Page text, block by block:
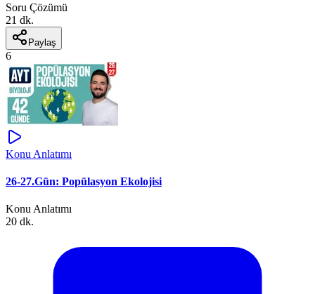
Soru Çözümü
21 dk.
Paylaş
6
Konu Anlatımı
26-27.Gün: Popülasyon Ekolojisi
Konu Anlatımı
20 dk.